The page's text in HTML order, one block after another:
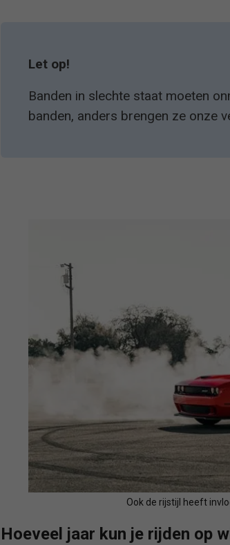
Let op!
Banden in slechte staat moeten
banden, anders brengen ze onze
Ook de rijstijl heeft
Hoeveel jaar kun je rijden op